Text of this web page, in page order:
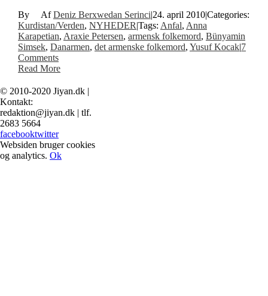
By
Deniz Berxwedan Serinci|24. april 2010|Categories:
Kurdistan/Verden, NYHEDER|Tags: Anfal, Anna
Karapetian, Araxie Petersen, armensk folkemord, Bünyamin
Simsek, Danarmen, det armenske folkemord, Yusuf Kocak|7
Comments
Read More
© 2010-2020 Jiyan.dk |
Kontakt:
redaktion@jiyan.dk | tlf.
2683 5664
facebooktwitter
Websiden bruger cookies
og analytics. Ok